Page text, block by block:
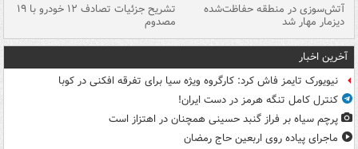
آتش‌سوزی در منطقه حفاظت‌شده
دیزمار مهار شد
تشریح جزئیات تصادف ۱۲ خودرو با ۱۹
مصدوم
آخرین اخبار
نیویورک تایمز فاش کرد: کارگروه ویژه سیا برای تفرقه افکنی در کوبا
کنترل کامل تنگه هرمز در دست ایران!
پرچم سیاه بر فراز گنبد حسینی همچنان در اهتزاز است
ماجرای پیاده روی اربعین حاج رمضان